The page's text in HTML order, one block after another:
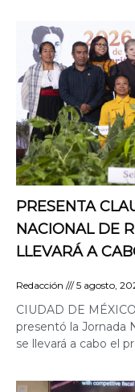
PRESENTA
NACIONAL DE
LLEVARÁ A
Redacción 5 agosto,
CIUDAD DE
presentó la Jornada
se llevará a cabo el